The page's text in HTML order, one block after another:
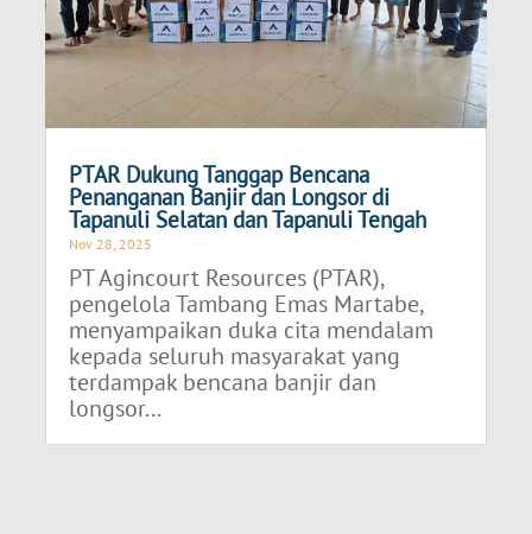
PTAR Dukung Tanggap Bencana
Penanganan Banjir dan Longsor di
Tapanuli Selatan dan Tapanuli Tengah
Nov 28, 2025
PT Agincourt Resources (PTAR),
pengelola Tambang Emas Martabe,
menyampaikan duka cita mendalam
kepada seluruh masyarakat yang
terdampak bencana banjir dan
longsor...